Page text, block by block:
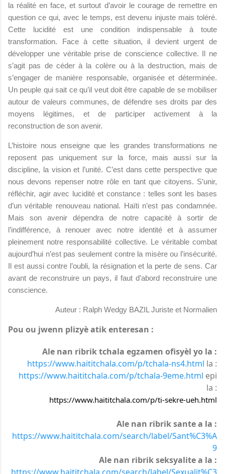
la réalité en face, et surtout d’avoir le courage de remettre en
question ce qui, avec le temps, est devenu injuste mais toléré.
Cette lucidité est une condition indispensable à toute
transformation. Face à cette situation, il devient urgent de
développer une véritable prise de conscience collective. Il ne
s’agit pas de céder à la colère ou à la destruction, mais de
s’engager de manière responsable, organisée et déterminée.
Un peuple qui sait ce qu’il veut doit être capable de se mobiliser
autour de valeurs communes, de défendre ses droits par des
moyens légitimes, et de participer activement à la
reconstruction de son avenir.
L’histoire nous enseigne que les grandes transformations ne
reposent pas uniquement sur la force, mais aussi sur la
discipline, la vision et l’unité. C’est dans cette perspective que
nous devons repenser notre rôle en tant que citoyens. S’unir,
réfléchir, agir avec lucidité et constance : telles sont les bases
d’un véritable renouveau national. Haïti n’est pas condamnée.
Mais son avenir dépendra de notre capacité à sortir de
l’indifférence, à renouer avec notre identité et à assumer
pleinement notre responsabilité collective. Le véritable combat
aujourd’hui n’est pas seulement contre la misère ou l’insécurité.
Il est aussi contre l’oubli, la résignation et la perte de sens. Car
avant de reconstruire un pays, il faut d’abord reconstruire une
conscience.
Auteur : Ralph Wedgy BAZIL Juriste et Normalien
Pou ou jwenn plizyè atik enteresan :
Ale nan ribrik tchala egzamen ofisyèl yo la :
https://www.haititchala.com/p/tchala-ns4.html la :
https://www.haititchala.com/p/tchala-9eme.html epi
la :
https://www.haititchala.com/p/ti-sekre-ueh.html
Ale nan ribrik sante a la :
https://www.haititchala.com/search/label/Sant%C3%A
9
Ale nan ribrik seksyalite a la :
https://www.haititchala.com/search/label/Sexualit%C3